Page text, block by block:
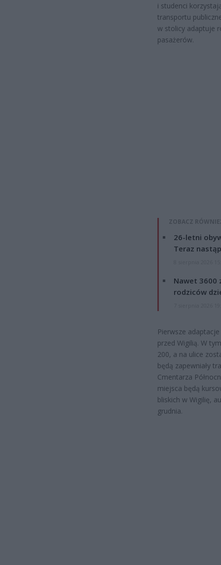
i studenci
transportu
w stolicy adaptuje
pasażerów.
ZOBACZ
26-letni
Teraz
Nawet 3600
rodziców
Pierwsze
przed Wigilią. W
200, a na ulice
będą zapewniały
Cmentarza
miejsca będą
bliskich w Wigilię,
grudnia.